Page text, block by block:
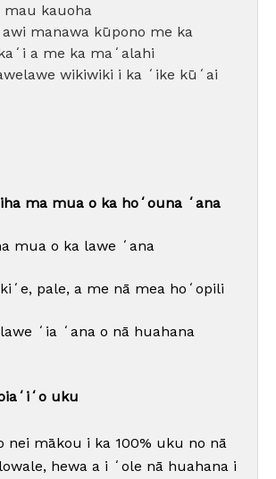
kauoha
manawa kūpono me ka
a me ka maʻalahi
wikiwiki i ka ʻike kūʻai
ma mua o ka hoʻouna ʻana
mua o ka lawe ʻana
pale, a me nā mea hoʻopili
ʻia ʻana o nā huahana
uku
nei mākou i ka 100% uku no nā
hewa a i ʻole nā ​​​​huahana i